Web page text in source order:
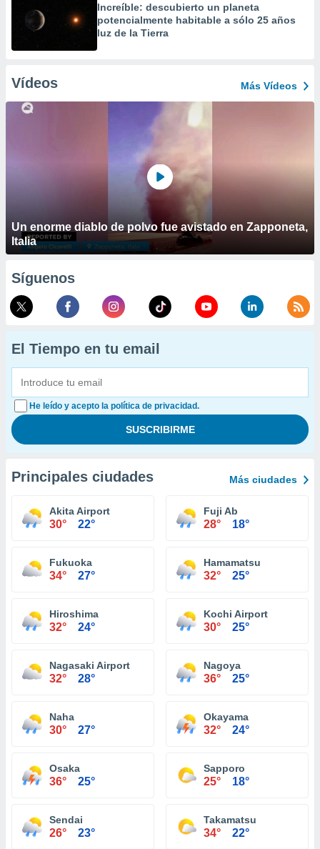
Increíble: descubierto un planeta
potencialmente habitable a sólo 25 años
luz de la Tierra
Vídeos Más Vídeos
Un enorme diablo de polvo fue avistado en Zapponeta,
Italia
Síguenos
El Tiempo en tu email
He leído y acepto la política de privacidad.
Principales ciudades Más ciudades
Akita Airport
30° 22°
Fuji Ab
28° 18°
Fukuoka
34° 27°
Hamamatsu
32° 25°
Hiroshima
32° 24°
Kochi Airport
30° 25°
Nagasaki Airport
32° 28°
Nagoya
36° 25°
Naha
30° 27°
Okayama
32° 24°
Osaka
36° 25°
Sapporo
25° 18°
Sendai
26° 23°
Takamatsu
34° 22°